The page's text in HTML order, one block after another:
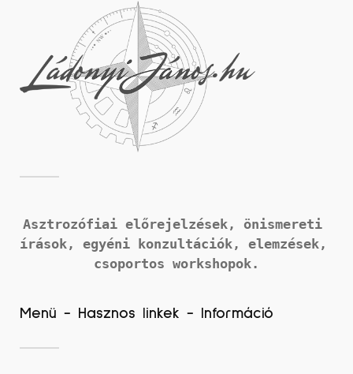
Asztrozófiai előrejelzések, önismereti
írások,
csoportos workshopok.
Menü - Hasznos linkek - Információ